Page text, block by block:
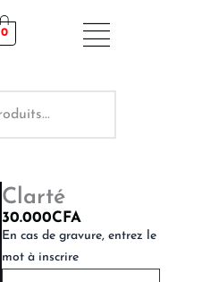
0
Clarté
30.000CFA
En cas de gravure, entrez le
mot à inscrire
quantité
de
Clarté